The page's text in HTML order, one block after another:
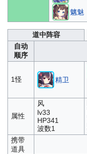
魑魅
道中阵容
自动
顺序
1怪 精卫
属性
风
lv33
HP341
波数1
携带
道具